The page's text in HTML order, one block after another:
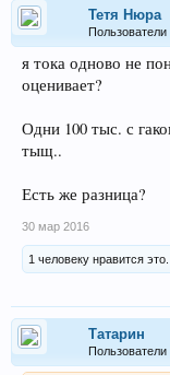
Тетя Нюра
Пользователи
я тока одново не
оценивает?
Одни 100 тыс. с
тыщ..
Есть же разница?
30 мар 2016
1 человеку нравится это.
Татарин
Пользователи